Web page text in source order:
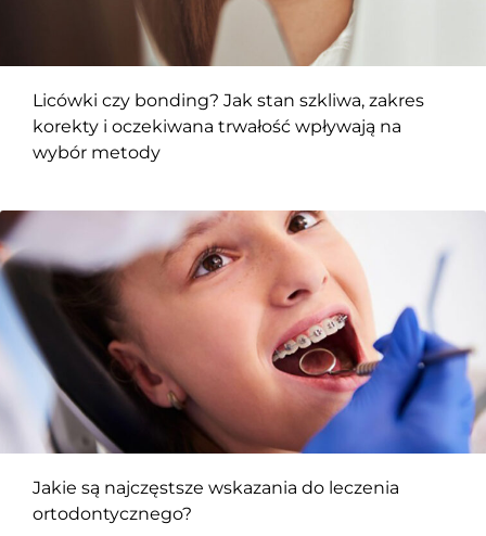
Licówki czy bonding? Jak stan szkliwa, zakres
korekty i oczekiwana trwałość wpływają na
wybór metody
Jakie są najczęstsze wskazania do leczenia
ortodontycznego?